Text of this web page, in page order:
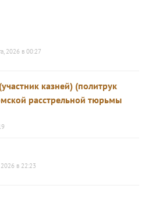
2026 в 00:27
казней) (политрук
расстрельной тюрьмы
2026 в 22:23